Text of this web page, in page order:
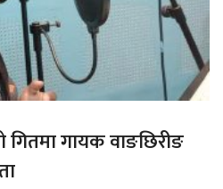
गितमा गायक वाङछिरीङ